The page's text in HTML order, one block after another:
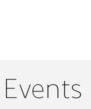
Events